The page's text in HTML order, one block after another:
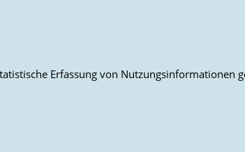
Erfassung von Nutzungsinformationen